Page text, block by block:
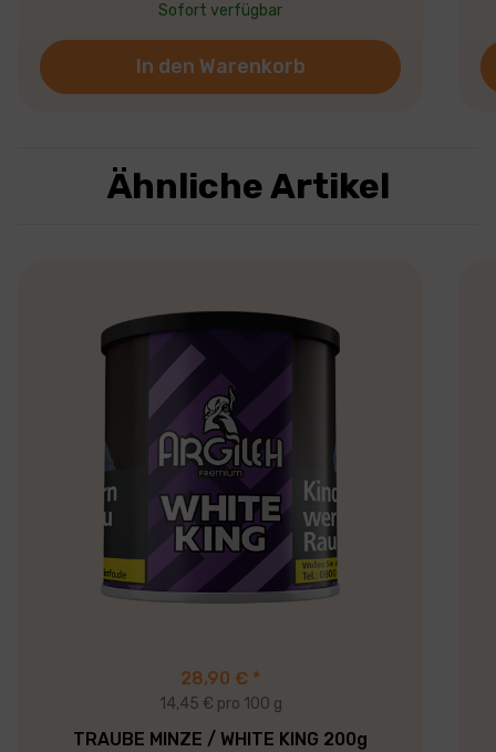
Sofort verfügbar
In den Warenkorb
Ähnliche Artikel
28,90 € *
14,45 € pro 100 g
TRAUBE MINZE / WHITE KING 200g